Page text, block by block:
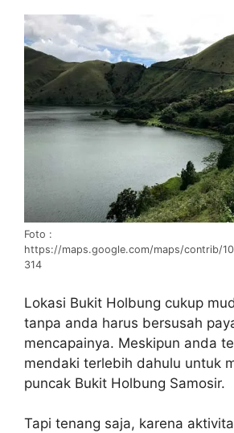
Foto :
https://maps.google.com/maps/contrib/
314
Lokasi Bukit Holbung cukup
tanpa anda harus bersusah
mencapainya. Meskipun anda
mendaki terlebih dahulu untuk
puncak Bukit Holbung Samosir.
Tapi tenang saja, karena